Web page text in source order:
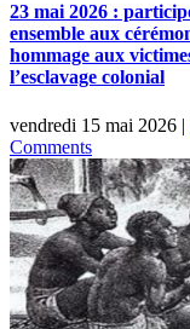
23 mai 2026 :
ensemble aux
hommage aux
l’esclavage colonial
vendredi 15 mai 2026 |
Comments